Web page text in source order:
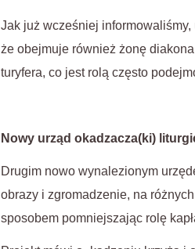
Jak już wcześniej
że obejmuje również żonę
turyfera, co jest rolą często
Nowy urząd okadzacza(ki)
Drugim nowo wynalezionym
obrazy i zgromadzenie, na
sposobem pomniejszając rolę